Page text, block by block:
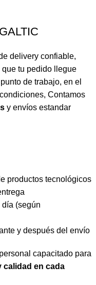
delivery confiable,
tu pedido llegue
de trabajo, en el
Contamos
y envíos estandar
productos tecnológicos
día (según
y después del envío
capacitado para
calidad en cada